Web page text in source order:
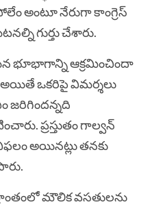
అంటూ నేరుగా కాంగ్రెస్
గుర్తు చేశారు.
భూభాగాన్ని ఆక్ర‌మించిందా
ఒక‌రిపై విమ‌ర్శ‌లు
ప్ర‌స్తుతం గాల్వ‌న్
అయిన‌ట్లు త‌న‌కు
మౌలిక వ‌సతుల‌ను